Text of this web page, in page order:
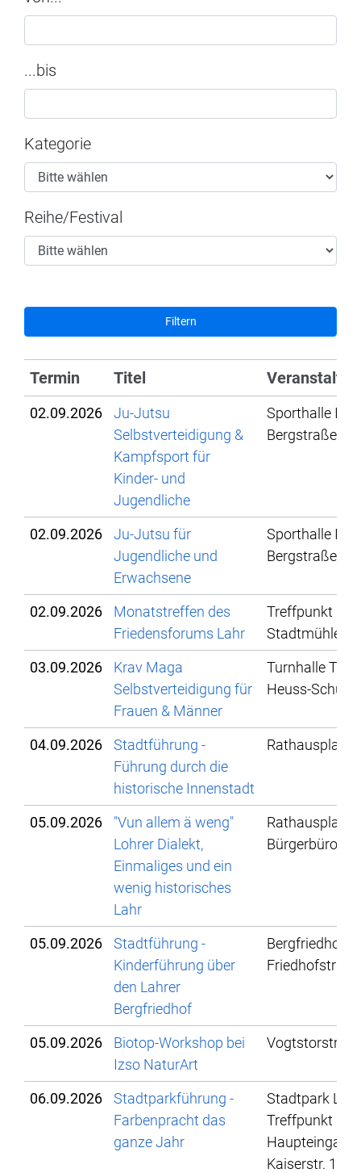
...bis
Kategorie
Reihe/Festival
Filtern
Termin Titel
02.09.2026
Ju-Jutsu
Selbstverteidigung &
Kampfsport für
Kinder- und
Jugendliche
Sporthalle IBG,
Bergstraße 78
02.09.2026
Ju-Jutsu für
Jugendliche und
Erwachsene
Sporthalle IBG,
Bergstraße 78
02.09.2026
Monatstreffen des
Friedensforums Lahr
Treffpunkt
Stadtmühle
03.09.2026
Krav Maga
Selbstverteidigung für
Frauen & Männer
Turnhalle
Heuss-Schule
04.09.2026
Stadtführung -
Führung durch die
historische Innenstadt
Rathausplatz
05.09.2026
"Vun allem ä weng"
Lohrer Dialekt,
Einmaliges und ein
wenig historisches
Lahr
Rathausplatz,
Bürgerbüro
05.09.2026
Stadtführung -
Kinderführung über
den Lahrer
Bergfriedhof
Bergfriedhof
05.09.2026
Biotop-Workshop bei
Izso NaturArt
Vogtstorstr. 3
06.09.2026
Stadtparkführung -
Farbenpracht das
ganze Jahr
Stadtpark
Treffpunkt
Haupteingang,
Kaiserstr. 103